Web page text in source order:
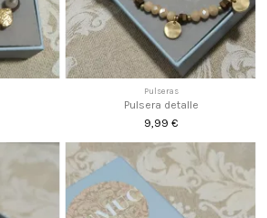
Pulseras
Pulsera detalle
9,99 €